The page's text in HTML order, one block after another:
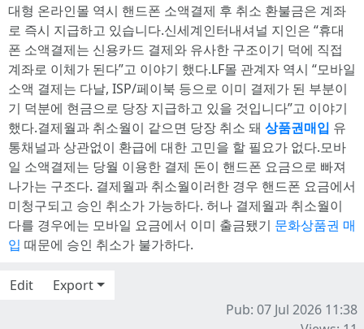
대형 온라인몰 역시 핸드폰 소액결제 후 취소 환불금은 계좌
로 즉시 지급하고 있습니다.신세계인터내셔널 지인은 “휴대
폰 소액결제는 신용카드 결제와 유사한 구조이기 덕에 직접
계좌로 이체가 된다”고 이야기 했다.LF몰 관계자 역시 “모바일
소액 결제는 다날, ISP/페이북 등으로 이미 결제가 된 부분이
기 덕분에 현금으로 당장 지급하고 있을 것입니다”고 이야기
했다.결제월과 취소월이 같으면 당장 취소 돼 상품권매입 유
통채널과 상관없이 환급에 대한 고민을 할 필요가 없다.모바
일 소액결제는 당월 이용한 결제 돈이 핸드폰 요금으로 빠져
나가는 구조다. 결제월과 취소월이러한 경우 핸드폰 요금에서
미청구되고 승인 취소가 가능하다. 허나 결제월과 취소월이
다를 경우에는 모바일 요금에서 이미 출금됐기 문화상품권 매
입 때문에 승인 취소가 불가하다.
Edit
Export
Pub: 07 Jul 2026 11:38